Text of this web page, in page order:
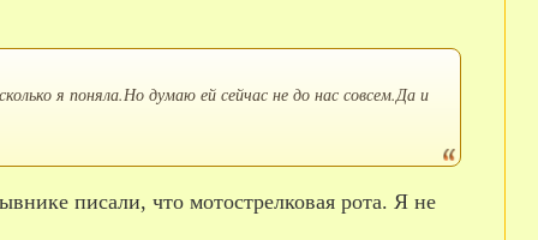
я поняла.Но думаю ей сейчас не до нас совсем.Да и